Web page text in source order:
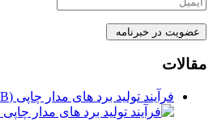
مقالات
فرآیند تولید برد های مدار چاپی (PCB) با تکنیک مس (دورو متالیزه)